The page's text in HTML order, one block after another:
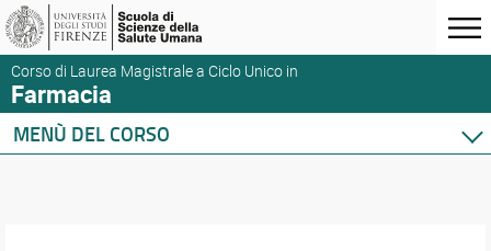
Corso di Laurea Magistrale a Ciclo Unico in
Farmacia
MENÙ DEL CORSO